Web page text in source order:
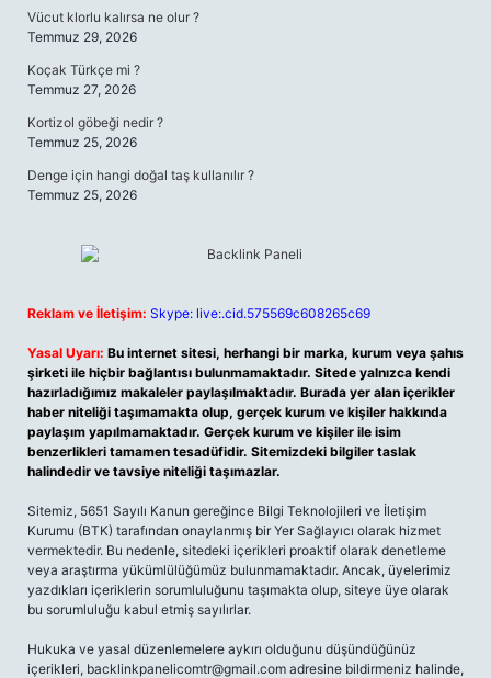
Vücut klorlu kalırsa ne olur ?
Temmuz 29, 2026
Koçak Türkçe mi ?
Temmuz 27, 2026
Kortizol göbeği nedir ?
Temmuz 25, 2026
Denge için hangi doğal taş kullanılır ?
Temmuz 25, 2026
Reklam ve İletişim: Skype: live:.cid.575569c608265c69
Yasal Uyarı: Bu internet sitesi, herhangi bir marka, kurum veya şahıs
şirketi ile hiçbir bağlantısı bulunmamaktadır. Sitede yalnızca kendi
hazırladığımız makaleler paylaşılmaktadır. Burada yer alan içerikler
haber niteliği taşımamakta olup, gerçek kurum ve kişiler hakkında
paylaşım yapılmamaktadır. Gerçek kurum ve kişiler ile isim
benzerlikleri tamamen tesadüfidir. Sitemizdeki bilgiler taslak
halindedir ve tavsiye niteliği taşımazlar.
Sitemiz, 5651 Sayılı Kanun gereğince Bilgi Teknolojileri ve İletişim
Kurumu (BTK) tarafından onaylanmış bir Yer Sağlayıcı olarak hizmet
vermektedir. Bu nedenle, sitedeki içerikleri proaktif olarak denetleme
veya araştırma yükümlülüğümüz bulunmamaktadır. Ancak, üyelerimiz
yazdıkları içeriklerin sorumluluğunu taşımakta olup, siteye üye olarak
bu sorumluluğu kabul etmiş sayılırlar.
Hukuka ve yasal düzenlemelere aykırı olduğunu düşündüğünüz
içerikleri, backlinkpanelicomtr@gmail.com adresine bildirmeniz halinde,